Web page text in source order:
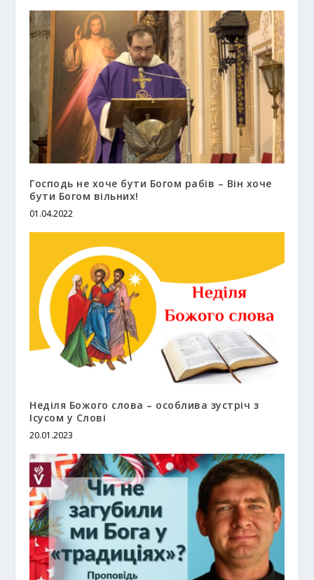
Господь не хоче бути Богом рабів – Він хоче
бути Богом вільних!
01.04.2022
Неділя Божого слова – особлива зустріч з
Ісусом у Слові
20.01.2023